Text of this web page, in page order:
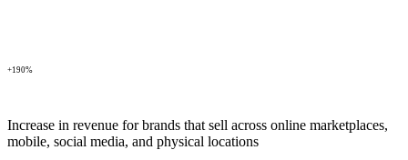
+190%
Increase in revenue for brands that sell across online marketplaces,
mobile, social media, and physical locations